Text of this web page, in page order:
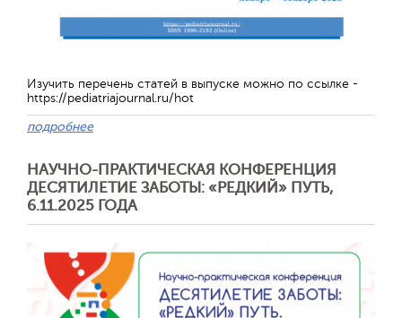
Изучить перечень статей в выпуске можно по ссылке -
https://pediatriajournal.ru/hot
подробнее
НАУЧНО-ПРАКТИЧЕСКАЯ КОНФЕРЕНЦИЯ
ДЕСЯТИЛЕТИЕ ЗАБОТЫ: «РЕДКИЙ» ПУТЬ,
6.11.2025 ГОДА
Отправить